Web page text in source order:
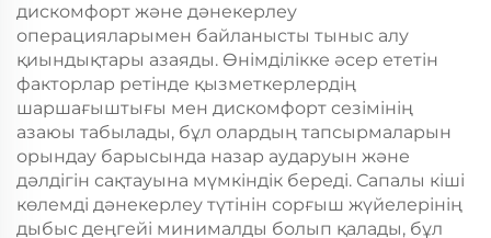
дискомфорт және дәнекерлеу
операцияларымен байланысты тыныс алу
қиындықтары азаяды. Өнімділікке әсер ететін
факторлар ретінде қызметкерлердің
шаршағыштығы мен дискомфорт сезімінің
азаюы табылады, бұл олардың тапсырмаларын
орындау барысында назар аударуын және
дәлдігін сақтауына мүмкіндік береді. Сапалы кіші
көлемді дәнекерлеу түтінін сорғыш жүйелерінің
дыбыс деңгейі минималды болып қалады, бұл